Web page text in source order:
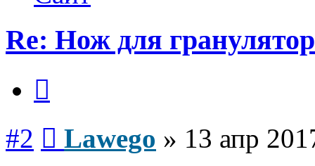
Re: Нож для
#2 Lawego » 13 апр